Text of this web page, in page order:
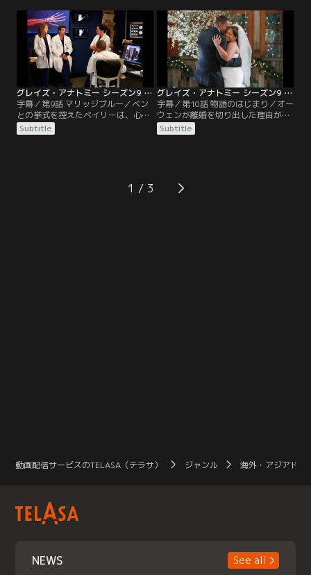
ティーナたちと共に、万全を期して
肝臓移植と弁置換の同時オペに挑
む。ところが新たな肝臓は適合せ
ず、余命が僅かだと知ったグラハム
は、フランクと残された時間を添い
遂げたいと申し出る。
の下で心臓移植待ちの2組の新生児
を担当する。クリスティーナに気に
入られていると自負するステファニ
ーに負けないようリアも意地を見
せ、過剰にライバル心を燃やす2
人。ところが…。
グレイズ・アナトミー シーズン9 第09話／字幕
字幕／第9話 マリッジブルー／ベン
との挙式を控えたベイリーは、心の
奥で二度目の結婚に不安を抱きなが
ら、仕事に没頭することでそれを忘
してしまう。花嫁に対する皆からの
祝福さえ素直に受け取れないベイリ
Subtitle
グレイズ・アナトミー シーズン9 第10話／字幕
字幕／第10話 物語のはじまり／オー
ウェンが離婚を切り出した理由が、
訴訟のためだったと知ったクリステ
ィーナは、本当は自分もやり直した
けるだけだと実感する2人は、驚く
べき決断をする。一方カリーは、ベ
Subtitle
1
動画配信サービスのTELASA（テラサ） ジャンル 海外・アジアドラ
NEWS See all